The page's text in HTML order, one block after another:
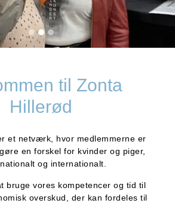
til Zonta
Hillerød
et netværk, hvor medlemmerne er
en forskel for kvinder og piger,
og internationalt.
bruge vores kompetencer og tid til
overskud, der kan fordeles til